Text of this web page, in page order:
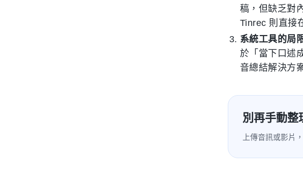
稿，但缺乏對
Tinrec 則直接
系統工具的局
於「當下口述
音總結解決方
別再手動整
上傳音訊或影片